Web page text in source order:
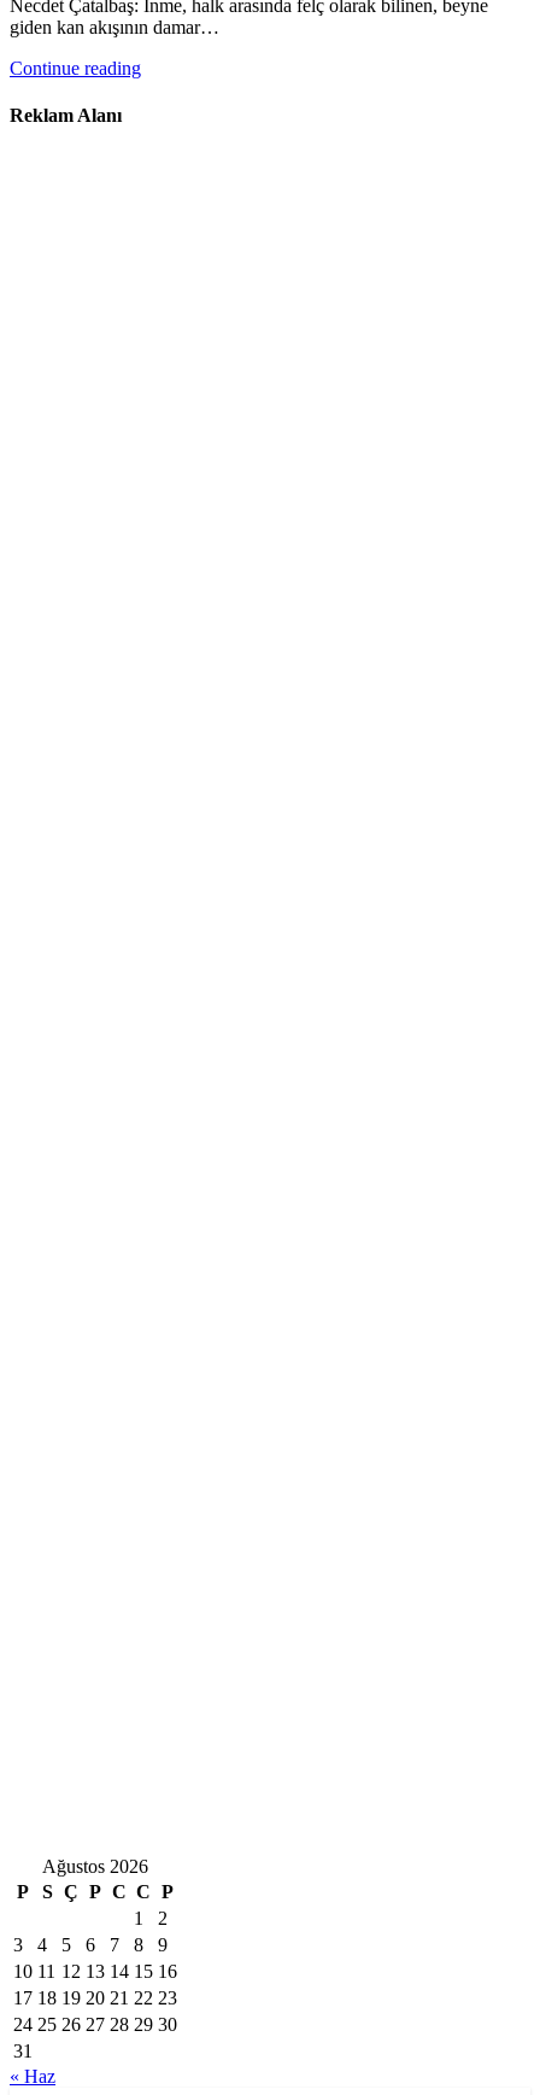
Necdet Çatalbaş: İnme, halk arasında felç olarak bilinen, beyne
giden kan akışının damar…
Continue reading
Reklam Alanı
Ağustos 2026
P
S Ç P C C P
1
2
3
4 5 6 7 8
9
10 11 12 13 14 15 16
17 18 19 20 21 22 23
24 25 26 27 28 29 30
31
« Haz